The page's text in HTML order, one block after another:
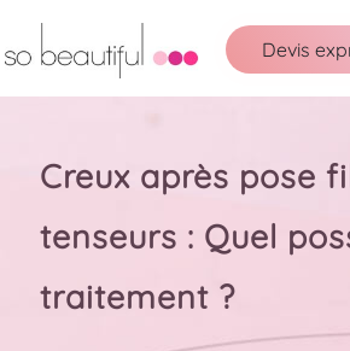
Devis
Creux après pose
tenseurs : Quel
traitement ?